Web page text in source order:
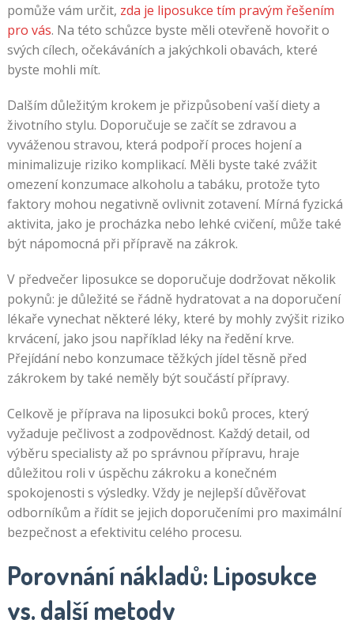
pomůže vám určit, zda je liposukce tím pravým řešením
pro vás. Na této schůzce byste měli otevřeně hovořit o
svých cílech, očekáváních a jakýchkoli obavách, které
byste mohli mít.
Dalším důležitým krokem je přizpůsobení vaší diety a
životního stylu. Doporučuje se začít se zdravou a
vyváženou stravou, která podpoří proces hojení a
minimalizuje riziko komplikací. Měli byste také zvážit
omezení konzumace alkoholu a tabáku, protože tyto
faktory mohou negativně ovlivnit zotavení. Mírná fyzická
aktivita, jako je procházka nebo lehké cvičení, může také
být nápomocná při přípravě na zákrok.
V předvečer liposukce se doporučuje dodržovat několik
pokynů: je důležité se řádně hydratovat a na doporučení
lékaře vynechat některé léky, které by mohly zvýšit riziko
krvácení, jako jsou například léky na ředění krve.
Přejídání nebo konzumace těžkých jídel těsně před
zákrokem by také neměly být součástí přípravy.
Celkově je příprava na liposukci boků proces, který
vyžaduje pečlivost a zodpovědnost. Každý detail, od
výběru specialisty až po správnou přípravu, hraje
důležitou roli v úspěchu zákroku a konečném
spokojenosti s výsledky. Vždy je nejlepší důvěřovat
odborníkům a řídit se jejich doporučeními pro maximální
bezpečnost a efektivitu celého procesu.
Porovnání nákladů: Liposukce
vs. další metody